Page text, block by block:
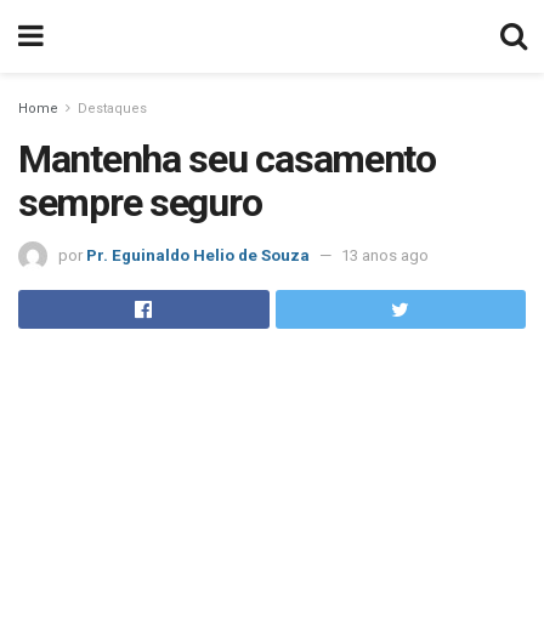
Home Destaques
Mantenha seu casamento
sempre seguro
por Pr. Eguinaldo Helio de Souza 13 anos ago